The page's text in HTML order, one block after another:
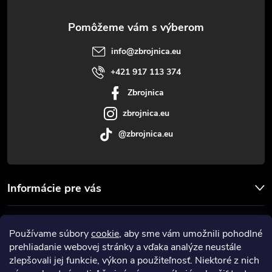
Používame súborycookie, aby sme vám umožnili pohodlné
prehliadanie webovej stránky a vďaka analýze neustále
zlepšovali jej funkcie, výkon a použiteľnosť. Niektoré z nich
Informácie pre vás
Prijímame online platby
info@zbrojnica.eu
+421 917 113 374
Zbrojnica
zbrojnica.eu
@zbrojnica.eu